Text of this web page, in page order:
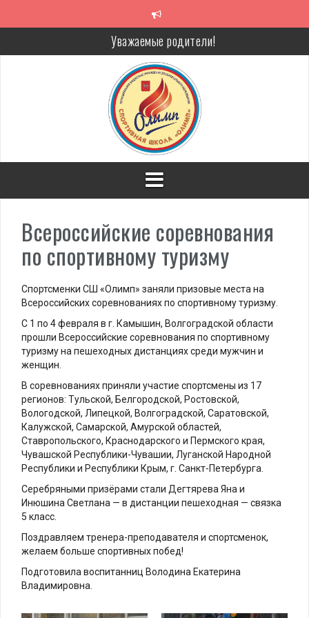
Уважаемые родители!
Алкоголь — путь в никуда
Решение спора без суда
Проголосуй за объекты благоустройства!
Всероссийские соревнования
по спортивному туризму
Спортсменки СШ «Олимп» заняли призовые места на
Всероссийских соревнованиях по спортивному туризму.
С 1 по 4 февраля в г. Камышин, Волгоградской области
прошли Всероссийские соревнования по спортивному
туризму на пешеходных дистанциях среди мужчин и
женщин.
В соревнованиях приняли участие спортсмены из 17
регионов: Тульской, Белгородской, Ростовской,
Вологодской, Липецкой, Волгоградской, Саратовской,
Калужской, Самарской, Амурской областей,
Ставропольского, Краснодарского и Пермского края,
Чувашской Республики-Чувашии, Луганской Народной
Республики и Республики Крым, г. Санкт-Петербурга.
Серебряными призёрами стали Дегтярева Яна и
Инюшина Светлана — в дистанции пешеходная — связка
5 класс.
Поздравляем тренера-преподавателя и спортсменок,
желаем больше спортивных побед!
Подготовила воспитанниц Володина Екатерина
Владимировна.